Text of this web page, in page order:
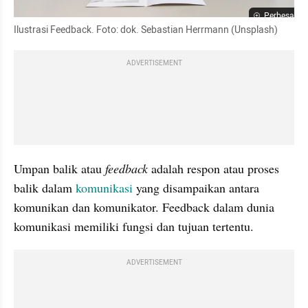
Perbesar
Ilustrasi Feedback. Foto: dok. Sebastian Herrmann (Unsplash)
ADVERTISEMENT
Umpan balik atau feedback adalah respon atau proses
balik dalam komunikasi yang disampaikan antara
komunikan dan komunikator. Feedback dalam dunia
komunikasi memiliki fungsi dan tujuan tertentu.
ADVERTISEMENT